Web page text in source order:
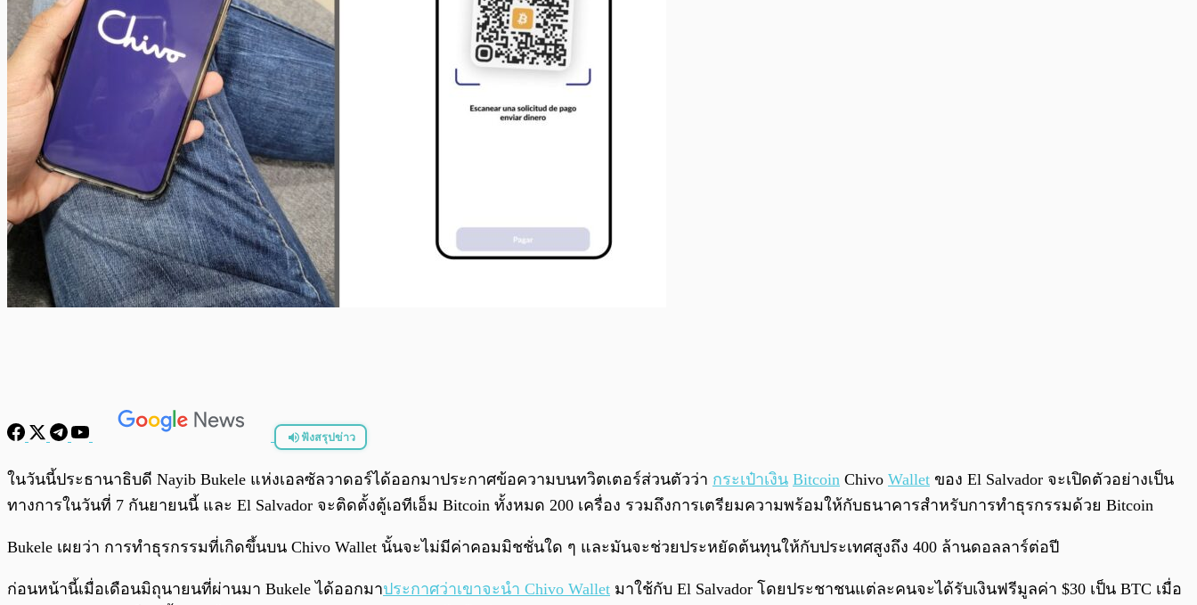
ฟังสรุปข่าว
พร้อมเล่น 0:00 /
ในวันนี้ประธานาธิบดี Nayib Bukele แห่งเอลซัลวาดอร์ได้ออกมาประกาศข้อความบนทวิตเตอร์ส่วนตัวว่า กระเป๋าเงิน Bitcoin Chivo Wallet ของ El Salvador จะเปิดตัวอย่างเป็น
ทางการในวันที่ 7 กันยายนนี้ และ El Salvador จะติดตั้งตู้เอทีเอ็ม Bitcoin ทั้งหมด 200 เครื่อง รวมถึงการเตรียมความพร้อมให้กับธนาคารสำหรับการทำธุรกรรมด้วย Bitcoin
Bukele เผยว่า การทำธุรกรรมที่เกิดขึ้นบน Chivo Wallet นั้นจะไม่มีค่าคอมมิชชั่นใด ๆ และมันจะช่วยประหยัดต้นทุนให้กับประเทศสูงถึง 400 ล้านดอลลาร์ต่อปี
ก่อนหน้านี้เมื่อเดือนมิถุนายนที่ผ่านมา Bukele ได้ออกมาประกาศว่าเขาจะนำ Chivo Wallet มาใช้กับ El Salvador โดยประชาชนแต่ละคนจะได้รับเงินฟรีมูลค่า $30 เป็น BTC เมื่อ